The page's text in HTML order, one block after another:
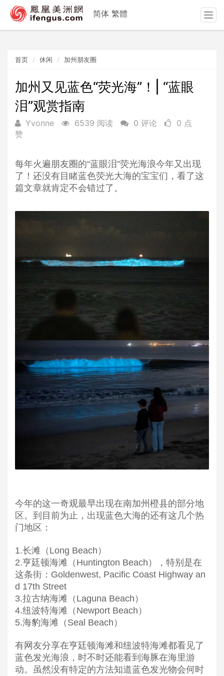
首页 休闲 加州朋友圈
加州又见蓝色“荧光海”！| “蓝眼
泪”观赏指南
Yvonne 6539 阅读 0 评论
0 点
赞
每年火遍朋友圈的“蓝眼泪”荧光海浪今年又出现
了！还没有目睹蓝色荧光大海的宝宝们，看了这
篇文章就肯定不会错过了。
今年的这一奇观最早出现在南加州橙县的部分地
区。到目前为止，出现蓝色大海的还有这几个热
门地区：
1.长滩（Long Beach）
2.亨廷顿海滩（Huntington Beach），特别是在
这条街：Goldenwest, Pacific Coast Highway an
d 17th Street
3.拉古纳海滩（Laguna Beach）
4.纽波特海滩（Newport Beach）
5.海豹海滩（Seal Beach）
有网友分享在亨廷顿海滩和纽波特海滩都看见了
蓝色发光海浪，时不时还能看到海豚在海里游
动。虽然没有特定的方法知道蓝色发光物会何时
简体 繁體
T
o